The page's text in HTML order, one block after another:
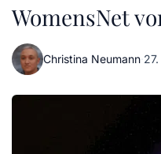
WomensNet
Christina Neumann·